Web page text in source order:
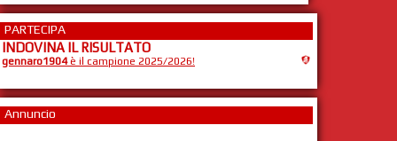
PARTECIPA
INDOVINA IL RISULTATO
gennaro1904è il campione 2025/2026!
Annuncio